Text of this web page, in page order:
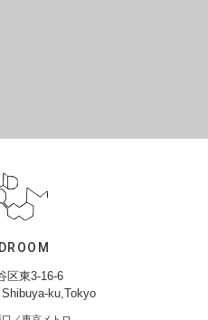
区東3-16-6
ku,Tokyo